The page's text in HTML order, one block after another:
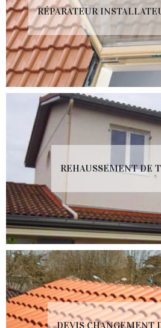
RÉPARATEUR
REHAUSSEMENT DE
DEVIS CHANGEMENT